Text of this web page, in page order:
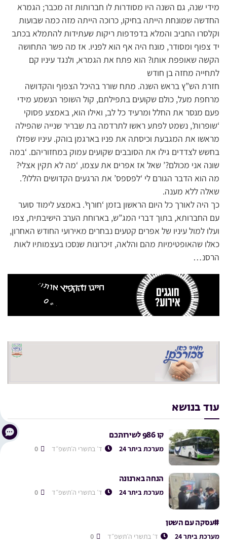
מידי שנה, גם השנה היו מסודרות לו חברותות זה מכבר; הגמרא
החדשה שמונחת הייתה בחיקו, כרוכה הייתה מזה כמה שבועות
וקלסרו החביב והמלא בדפדפות ריקות שעתידות להתמלא בכתב
יד צפוף ומסודר, מונח היה אף הוא לפניו. אז מה פשר התחושה
הקשה שאופפת אותו? הוא פתח את הגמרא, ולנגד עיניו קם
לתחייה מחזה בן חודש
חזרת הש”ץ בראש השנה. מתח שורר בהיכל הצפוף והקדושה
מרחפת מעל, כולם שקועים בתפילתם, קול השופר הנשמע מידי
פעם מנסר את החלל ומרעיד כל לב, ואילו הוא, באמצע פסוקי
‘שופרות’, נשמט לפתע ראשו לתרדמה בת שבריר שנייה שהפילה
מראשו את המגבעת וכיסתה את פניו בארגמן בוהק. עיניו שפזלו
בחשש לצדדים גילו את הסובבים שקועים עמוק במחזוריהם. ‘במה
שונה אני מכולם?’ שאל אז אפרים את עצמו, ‘מה לא תקין אצלי?
מה הוא הדבר הגורם לי ‘לפספס’ את הרגעים הקדושים הללו?’.
שאלה ללא מענה.
כך היה לאורך כל היום הראשון בזמן ‘חורף’. באמצע לימוד סוער
עם החברותא, בתוך דברי המג”ש, בארוחת הערב הישיבתית, צפו
ועלו למול עיניו של אפרים קטעים נבחרים מאירועי החודש האחרון,
כאלו שהאופטימיות מהם והלאה, זיכרונות שנסכו בעצמותיו לאות
הרסנ…
עוד בנושא
קו 986 לשירותכם
מערכת ביתר 24 ד׳ בתשרי ה׳תשפ״ד
הנחה בארנונה
מערכת ביתר 24 ד׳ בתשרי ה׳תשפ״ד
#עסקה עם השטן
מערכת ביתר 24 ד׳ בתשרי ה׳תשפ״ד